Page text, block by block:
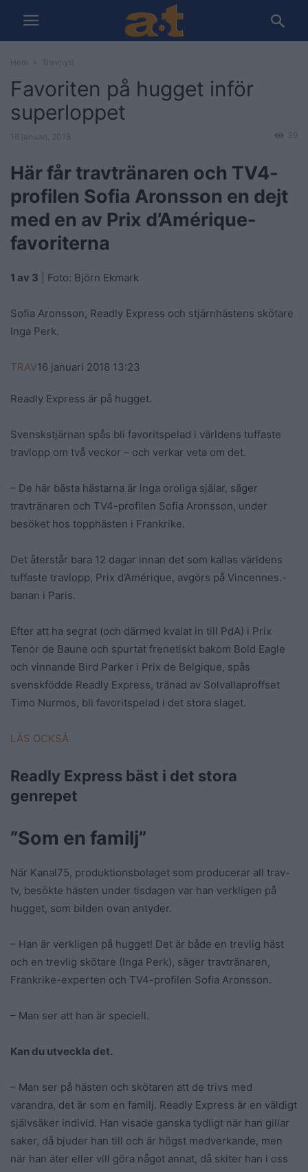
Hem Travnytt
Favoriten på hugget inför
superloppet
16 januari, 2018 39
Här får travtränaren och TV4-
profilen Sofia Aronsson en dejt
med en av Prix d’Amérique-
favoriterna
1 av 3 | Foto: Björn Ekmark
Sofia Aronsson, Readly Express och stjärnhästens skötare
Inga Perk.
TRAV16 januari 2018 13:23
Readly Express är på hugget.
Svenskstjärnan spås bli favoritspelad i världens tuffaste
travlopp om två veckor – och verkar veta om det.
– De här bästa hästarna är inga oroliga själar, säger
travtränaren och TV4-profilen Sofia Aronsson, under
besöket hos topphästen i Frankrike.
Det återstår bara 12 dagar innan det som kallas världens
tuffaste travlopp, Prix d’Amérique, avgörs på Vincennes.-
banan i Paris.
Efter att ha segrat (och därmed kvalat in till PdA) i Prix
Tenor de Baune och spurtat frenetiskt bakom Bold Eagle
och vinnande Bird Parker i Prix de Belgique, spås
svenskfödde Readly Express, tränad av Solvallaproffset
Timo Nurmos, bli favoritspelad i det stora slaget.
LÄS OCKSÅ
Readly Express bäst i det stora
genrepet
”Som en familj”
När Kanal75, produktionsbolaget som producerar all trav-
tv, besökte hästen under tisdagen var han verkligen på
hugget, som bilden ovan antyder.
– Han är verkligen på hugget! Det är både en trevlig häst
och en trevlig skötare (Inga Perk), säger travtränaren,
Frankrike-experten och TV4-profilen Sofia Aronsson.
– Man ser att han är speciell.
Kan du utveckla det.
– Man ser på hästen och skötaren att de trivs med
varandra, det är som en familj. Readly Express är en väldigt
självsäker individ. Han visade ganska tydligt när han gillar
saker, då bjuder han till och är högst medverkande, men
när han äter eller vill göra något annat, då skiter han i oss